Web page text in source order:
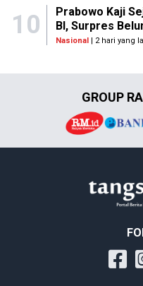
10
Prabowo Kaji
BI, Surpres
Nasional| 2 hari yang
GROUP